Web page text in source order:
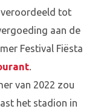
veroordeeld tot
aan de
Festival Fiësta
.
van 2022 zou
het stadion in